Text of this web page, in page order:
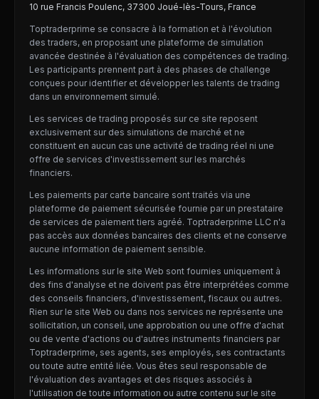
10 rue Francis Poulenc, 37300 Joué-lès-Tours, France
Toptraderprime se consacre à la formation et à l'évolution
des traders, en proposant une plateforme de simulation
avancée destinée à l'évaluation des compétences de trading.
Les participants prennent part à des phases de challenge
conçues pour identifier et développer les talents de trading
dans un environnement simulé.
Les services de trading proposés sur ce site reposent
exclusivement sur des simulations de marché et ne
constituent en aucun cas une activité de trading réel ni une
offre de services d'investissement sur les marchés
financiers.
Les paiements par carte bancaire sont traités via une
plateforme de paiement sécurisée fournie par un prestataire
de services de paiement tiers agréé. Toptraderprime LLC n'a
pas accès aux données bancaires des clients et ne conserve
aucune information de paiement sensible.
Les informations sur le site Web sont fournies uniquement à
des fins d'analyse et ne doivent pas être interprétées comme
des conseils financiers, d'investissement, fiscaux ou autres.
Rien sur le site Web ou dans nos services ne représente une
sollicitation, un conseil, une approbation ou une offre d'achat
ou de vente d'actions ou d'autres instruments financiers par
Toptraderprime, ses agents, ses employés, ses contractants
ou toute autre entité liée. Vous êtes seul responsable de
l'évaluation des avantages et des risques associés à
l'utilisation de toute information ou autre contenu sur le site